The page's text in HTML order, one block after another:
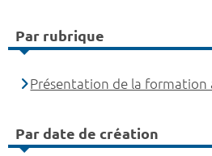
Par rubrique
Présentation de la formation
Par date de création